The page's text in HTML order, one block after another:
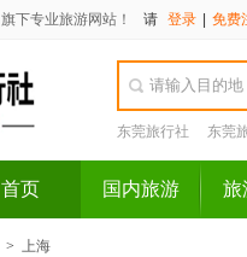
旗下专业旅游网站！ 请 登录 免费
东莞旅行社 东莞
首页 国内旅游 旅
> 上海